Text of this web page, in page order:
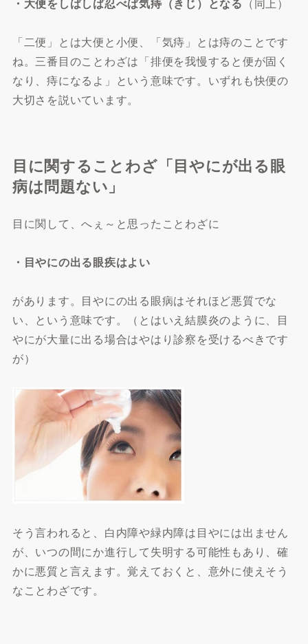
「二便」とは大便と小便、「気痔」とは痔のことです
ね。三番目のことわざは「排便を我慢すると便が固く
なり、痔になるよ」という意味です。いずれも快便の
大切さを説いています。
目に関することわざ「目やにが出る眼
病は問題ない」
目に関して、へぇ～と思ったことわざに
・目やにの出る眼疾はよい
があります。目やにの出る眼病はそれほど悪質でな
い、という意味です。（とはいえ結膜炎のように、目
やにが大量に出る場合はやはり診察を受けるべきです
が）
そう言われると、白内障や緑内障は目やには出ません
が、いつの間にか進行して失明する可能性もあり、確
かに悪質と言えます。覚えておくと、意外に使えそう
なことわざです。